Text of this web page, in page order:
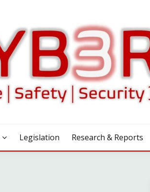
Legislation Research & Reports